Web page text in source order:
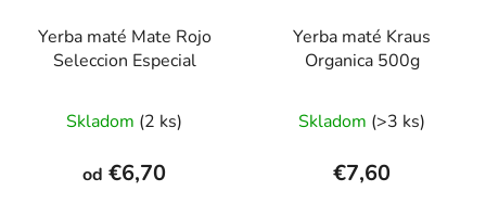
Yerba maté Mate Rojo
Seleccion Especial
Skladom (2 ks)
od €6,70
Yerba maté Kraus
Organica 500g
hodnotenie
produktu
je
Skladom (>3 ks)
€7,60